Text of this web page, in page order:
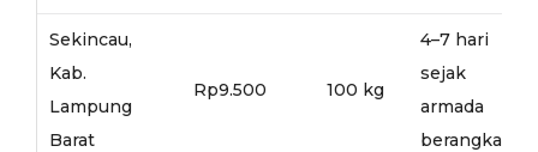
Sekincau,
Kab.
Lampung
Barat
Rp9.500 100 kg
4–7 hari
sejak
armada
berangkat